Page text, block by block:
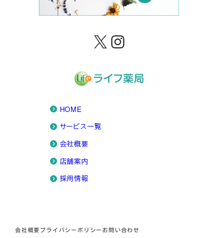
X Instagram
HOME
サービス一覧
会社概要
店舗案内
採用情報
会社概要 プライバシーポリシー お問い合わせ